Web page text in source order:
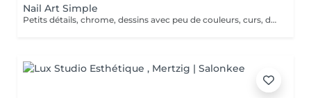
Nail Art Simple
Petits détails, chrome, dessins avec peu de couleurs, curs, dessins simples